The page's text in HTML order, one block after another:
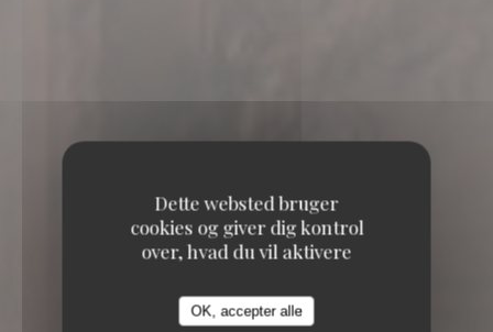
Dette websted bruger
cookies og giver dig kontrol
over, hvad du vil aktivere
OK, accepter alle